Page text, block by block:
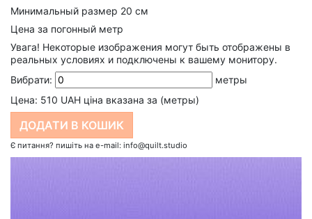
Минимальный размер 20 см
Цена за погонный метр
Увага! Некоторые изображения могут быть отображены в
реальных условиях и подключены к вашему монитору.
Вибрати:
метры
Цена: 510 UAH ціна вказана за (метры)
Є питання? пишіть на e-mail: info@quilt.studio